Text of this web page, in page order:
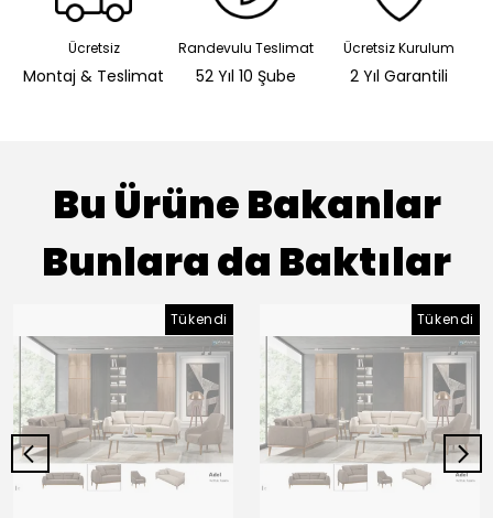
Ücretsiz
Montaj & Teslimat
Randevulu Teslimat
52 Yıl 10 Şube
Ücretsiz Kurulum
2 Yıl Garantili
Bu Ürüne Bakanlar
Bunlara da Baktılar
Tükendi Tükendi